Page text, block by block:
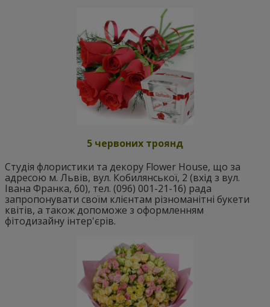
5 червоних троянд
Студія флористики та декору Flower House, що за
адресою м. Львів, вул. Кобилянської, 2 (вхід з вул.
Івана Франка, 60), тел. (096) 001-21-16) рада
запропонувати своїм клієнтам різноманітні букети
квітів, а також допоможе з оформленням
фітодизайну інтер'єрів.